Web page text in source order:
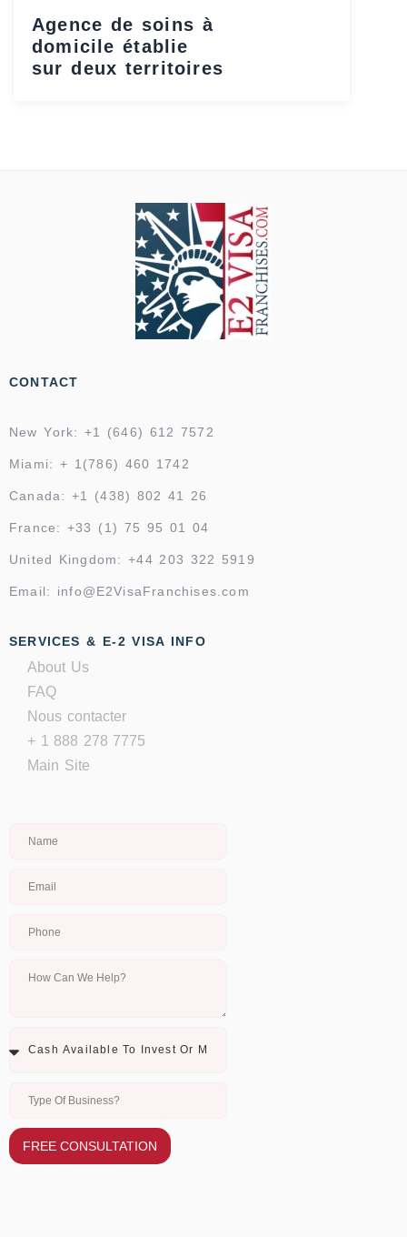
Agence de soins à
domicile établie
sur deux territoires
CONTACT
New York: +1 (646) 612 7572
Miami: + 1(786) 460 1742
Canada: +1 (438) 802 41 26
France: +33 (1) 75 95 01 04
United Kingdom: +44 203 322 5919
Email: info@E2VisaFranchises.com
SERVICES & E-2 VISA INFO
About Us
FAQ
Nous contacter
+ 1 888 278 7775
Main Site
FREE CONSULTATION